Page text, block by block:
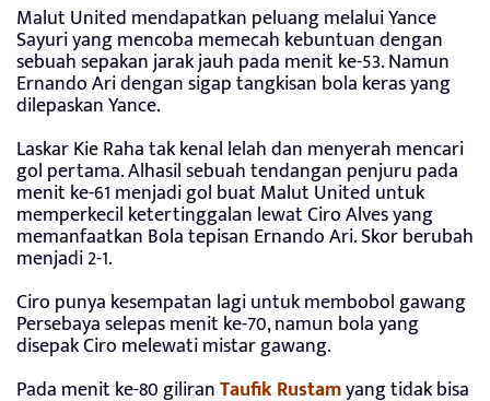
Malut United mendapatkan peluang melalui Yance
Sayuri yang mencoba memecah kebuntuan dengan
sebuah sepakan jarak jauh pada menit ke-53. Namun
Ernando Ari dengan sigap tangkisan bola keras yang
dilepaskan Yance.
Laskar Kie Raha tak kenal lelah dan menyerah mencari
gol pertama. Alhasil sebuah tendangan penjuru pada
menit ke-61 menjadi gol buat Malut United untuk
memperkecil ketertinggalan lewat Ciro Alves yang
memanfaatkan Bola tepisan Ernando Ari. Skor berubah
menjadi 2-1.
Ciro punya kesempatan lagi untuk membobol gawang
Persebaya selepas menit ke-70, namun bola yang
disepak Ciro melewati mistar gawang.
Pada menit ke-80 giliranTaufik Rustamyang tidak bisa